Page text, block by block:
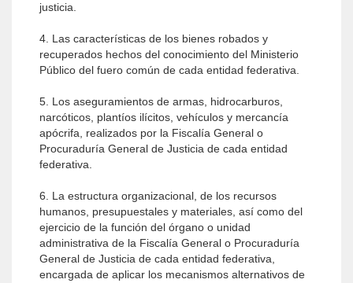
justicia.
4. Las características de los bienes robados y
recuperados hechos del conocimiento del Ministerio
Público del fuero común de cada entidad federativa.
5. Los aseguramientos de armas, hidrocarburos,
narcóticos, plantíos ilícitos, vehículos y mercancía
apócrifa, realizados por la Fiscalía General o
Procuraduría General de Justicia de cada entidad
federativa.
6. La estructura organizacional, de los recursos
humanos, presupuestales y materiales, así como del
ejercicio de la función del órgano o unidad
administrativa de la Fiscalía General o Procuraduría
General de Justicia de cada entidad federativa,
encargada de aplicar los mecanismos alternativos de